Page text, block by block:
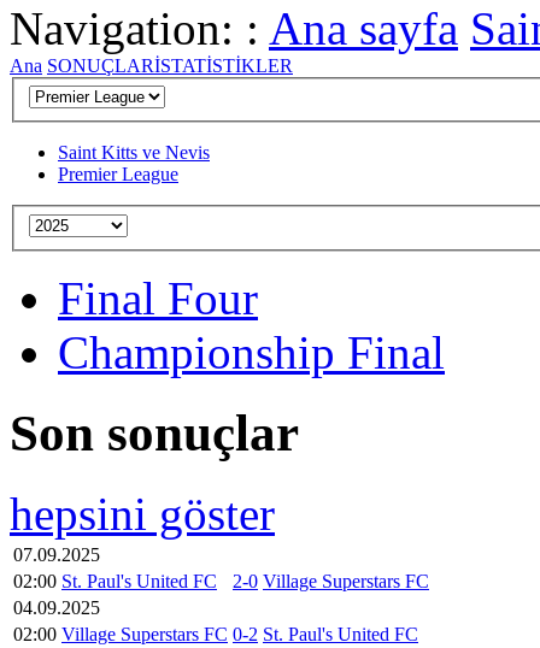
Navigation: : Ana sayfa
Ana SONUÇLARİSTATİSTİKLER
Saint Kitts ve Nevis
Premier League
Final Four
Championship Final
Son sonuçlar
hepsini göster
07.09.2025
02:00 St. Paul's United FC 2-0 Village Superstars FC
04.09.2025
02:00 Village Superstars FC 0-2 St. Paul's United FC